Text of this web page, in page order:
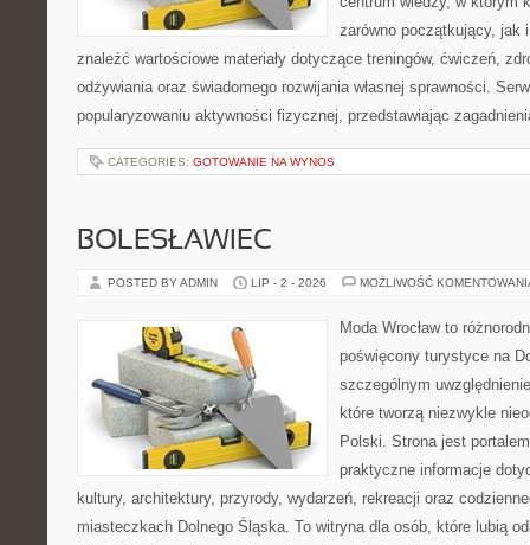
zarówno początkujący, jak
znaleźć wartościowe materiały dotyczące treningów, ćwiczeń,
odżywiania oraz świadomego rozwijania własnej sprawności.
popularyzowaniu aktywności fizycznej, przedstawiając
CATEGORIES: GOTOWANIE NA WYNOS
BOLESŁAWIEC
POSTED BY ADMIN LIP - 2 - 2026 MOŻLIWOŚĆ
Moda Wrocław to
poświęcony turystyce na
szczególnym
które tworzą niezwykle
Polski. Strona jest
praktyczne informacje
kultury, architektury, przyrody, wydarzeń, rekreacji oraz
miasteczkach Dolnego Śląska. To witryna dla osób, które lubią